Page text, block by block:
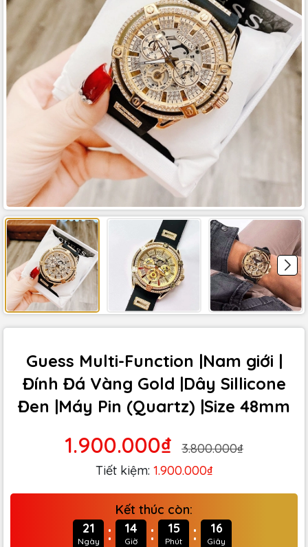
Guess Multi-Function |Nam giới |
Đính Đá Vàng Gold |Dây Sillicone
Đen |Máy Pin (Quartz) |Size 48mm
1.900.000₫
3.800.000₫
Tiết kiệm: 1.900.000₫
Kết thúc còn:
21
Ngày : 14
Giờ : 15
Phút : 15
Giây